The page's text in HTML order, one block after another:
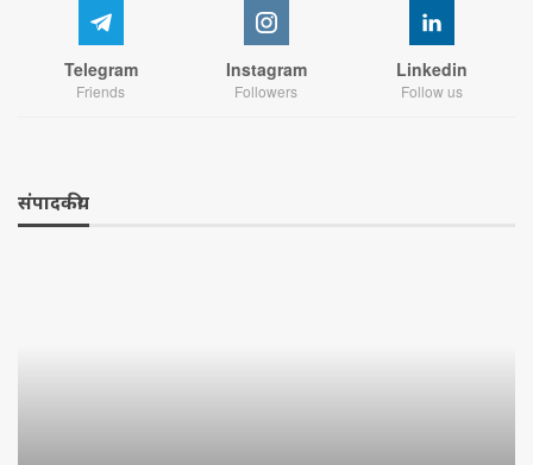
Telegram
Friends
Instagram
Followers
Linkedin
Follow us
संपादकीय